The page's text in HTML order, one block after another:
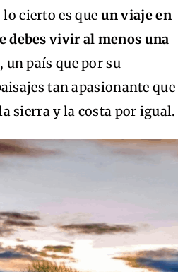
cierto es que un viaje en
debes vivir al menos una
un país que por su
tan apasionante que
sierra y la costa por igual.